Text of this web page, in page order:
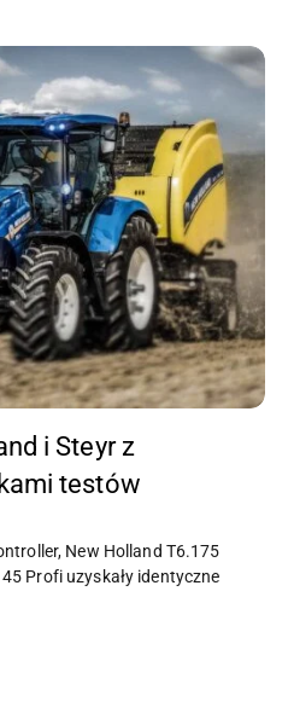
i Steyr z
testów
New Holland T6.175
Profi uzyskały identyczne